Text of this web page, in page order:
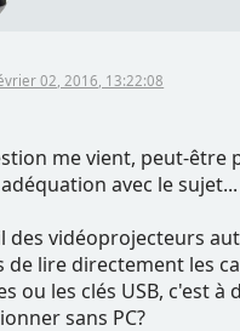
02, 2016, 13:22:08
me vient, peut-être
avec le sujet...
des vidéoprojecteurs
de lire directement les
ou les clés USB, c'est à
sans PC?